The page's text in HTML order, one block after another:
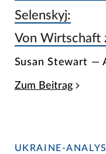
Selenskyj:
Von Wirtschaft
Susan Stewart —
Zum Beitrag
UKRAINE-